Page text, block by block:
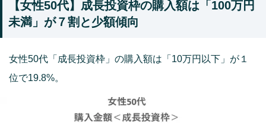
【女性50代】成長投資枠の購入額は「100万円
未満」が７割と少額傾向
女性50代「成長投資枠」の購入額は「10万円以下」が１
位で19.8%。